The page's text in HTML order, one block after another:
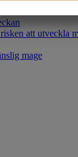
att utveckla
mage
MARKETING